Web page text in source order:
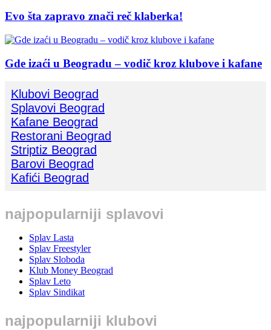
Evo šta zapravo znači reč klaberka!
Gde izaći u Beogradu – vodič kroz klubove i kafane
Klubovi Beograd
Splavovi Beograd
Kafane Beograd
Restorani Beograd
Striptiz Beograd
Barovi Beograd
Kafići Beograd
najpopularniji splavovi
Splav Lasta
Splav Freestyler
Splav Sloboda
Klub Money Beograd
Splav Leto
Splav Sindikat
najpopularniji klubovi